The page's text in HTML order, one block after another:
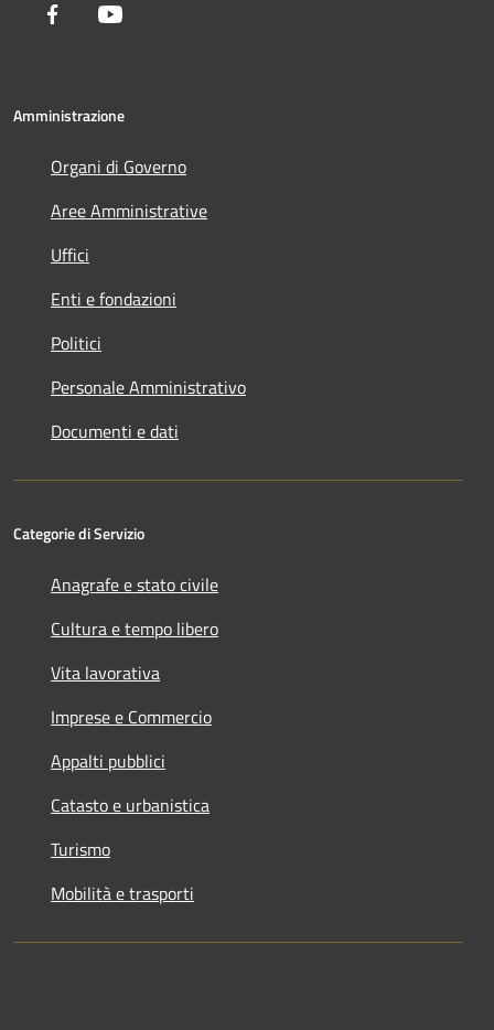
Facebook
Amministrazione
Organi di Governo
Aree Amministrative
Uffici
Enti e fondazioni
Politici
Personale Amministrativo
Documenti e dati
Categorie di Servizio
Anagrafe e stato civile
Cultura e tempo libero
Vita lavorativa
Imprese e Commercio
Appalti pubblici
Catasto e urbanistica
Turismo
Mobilità e trasporti